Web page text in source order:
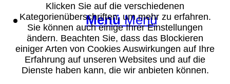
Menü Menü
Klicken Sie auf die verschiedenen
Kategorienüberschriften, um mehr zu erfahren.
Sie können auch einige Ihrer Einstellungen
ändern. Beachten Sie, dass das Blockieren
einiger Arten von Cookies Auswirkungen auf Ihre
Erfahrung auf unseren Websites und auf die
Dienste haben kann, die wir anbieten können.